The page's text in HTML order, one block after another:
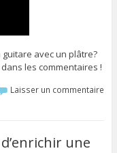
avec un plâtre?
les commentaires !
Laisser un commentaire
une